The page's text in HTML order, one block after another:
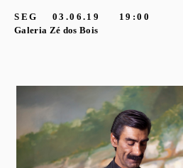
SEG 03.06.19
19:00
Galeria Zé dos Bois